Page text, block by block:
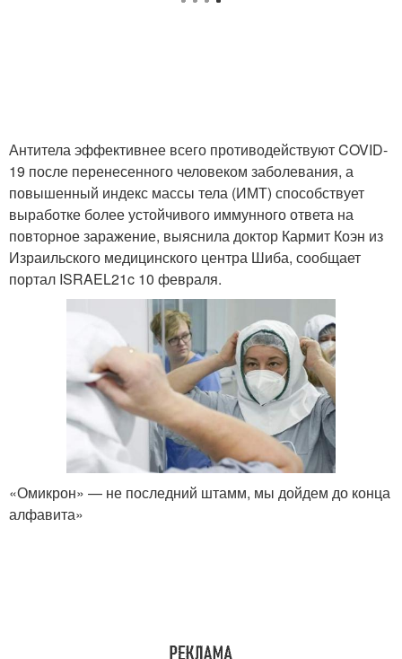
Антитела эффективнее всего противодействуют COVID-
19 после перенесенного человеком заболевания, а
повышенный индекс массы тела (ИМТ) способствует
выработке более устойчивого иммунного ответа на
повторное заражение, выяснила доктор Кармит Коэн из
Израильского медицинского центра Шиба, сообщает
портал ISRAEL21c 10 февраля.
«Омикрон» — не последний штамм, мы дойдем до конца
алфавита»